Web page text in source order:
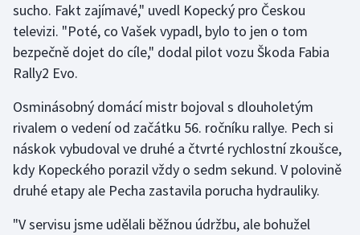
Motorsport
Olympijské hry
Parasport
Plavání
Plážový volejbal
Ragby
sucho. Fakt zajímavé," uvedl Kopecký pro Českou
televizi. "Poté, co Vašek vypadl, bylo to jen o tom
bezpečně dojet do cíle," dodal pilot vozu Škoda Fabia
Rally2 Evo.
Osminásobný domácí mistr bojoval s dlouholetým
rivalem o vedení od začátku 56. ročníku rallye. Pech si
náskok vybudoval ve druhé a čtvrté rychlostní zkoušce,
kdy Kopeckého porazil vždy o sedm sekund. V polovině
druhé etapy ale Pecha zastavila porucha hydrauliky.
"V servisu jsme udělali běžnou údržbu, ale bohužel